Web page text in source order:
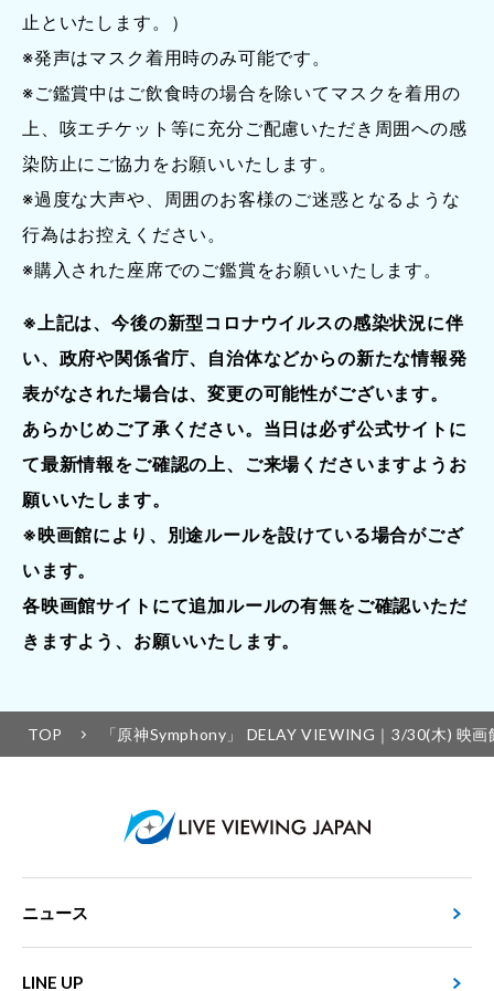
止といたします。）
※発声はマスク着用時のみ可能です。
※ご鑑賞中はご飲食時の場合を除いてマスクを着用の
上、咳エチケット等に充分ご配慮いただき周囲への感
染防止にご協力をお願いいたします。
※過度な大声や、周囲のお客様のご迷惑となるような
行為はお控えください。
※購入された座席でのご鑑賞をお願いいたします。
※上記は、今後の新型コロナウイルスの感染状況に伴
い、政府や関係省庁、自治体などからの新たな情報発
表がなされた場合は、変更の可能性がございます。
あらかじめご了承ください。当日は必ず公式サイトに
て最新情報をご確認の上、ご来場くださいますようお
願いいたします。
※映画館により、別途ルールを設けている場合がござ
います。
各映画館サイトにて追加ルールの有無をご確認いただ
きますよう、お願いいたします。
TOP 「原神Symphony」 DELAY VIEWING｜3/30(木) 映
ニュース
LINE UP